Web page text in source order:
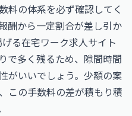
料の体系を必ず確認してく
酬から一定割合が差し引か
る在宅ワーク求人サイト
で多く残るため、隙間時間
がいいでしょう。少額の案
この手数料の差が積もり積